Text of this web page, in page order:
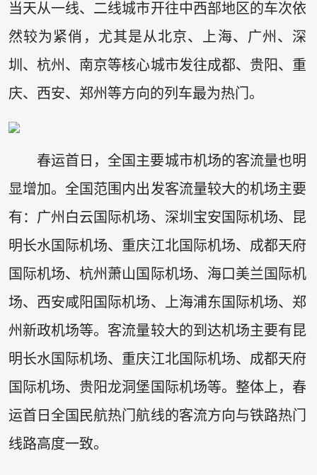
当天从一线、二线城市开往中西部地区的车次依
然较为紧俏，尤其是从北京、上海、广州、深
圳、杭州、南京等核心城市发往成都、贵阳、重
庆、西安、郑州等方向的列车最为热门。
春运首日，全国主要城市机场的客流量也明
显增加。全国范围内出发客流量较大的机场主要
有：广州白云国际机场、深圳宝安国际机场、昆
明长水国际机场、重庆江北国际机场、成都天府
国际机场、杭州萧山国际机场、海口美兰国际机
场、西安咸阳国际机场、上海浦东国际机场、郑
州新政机场等。客流量较大的到达机场主要有昆
明长水国际机场、重庆江北国际机场、成都天府
国际机场、贵阳龙洞堡国际机场等。整体上，春
运首日全国民航热门航线的客流方向与铁路热门
线路高度一致。